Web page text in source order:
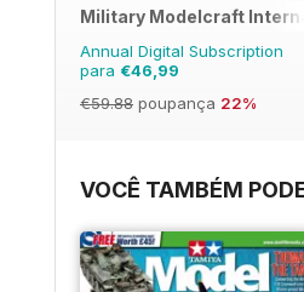
Military Modelcraft
Annual Digital Subscription
para €46,99
€59.88 poupança 22%
VOCÊ TAMBÉM